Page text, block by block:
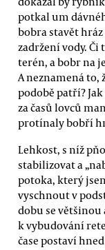
potkal um
bobra stavět
zadržení vody.
terén, a bobr na
A neznamená to,
podobě patří?
za časů lovců
protínaly bobří
Lehkost, s níž
stabilizovat a
potoka, který
vyschnout v
dobu se
k vybudování
čase postaví